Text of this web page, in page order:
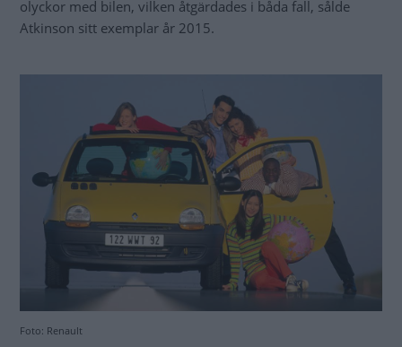
olyckor med bilen, vilken åtgärdades i båda fall, sålde
Atkinson sitt exemplar år 2015.
Foto: Renault